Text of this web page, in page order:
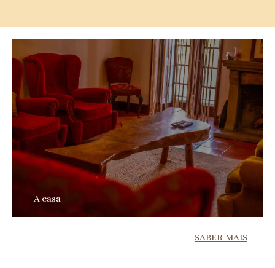
A casa
SABER MAIS